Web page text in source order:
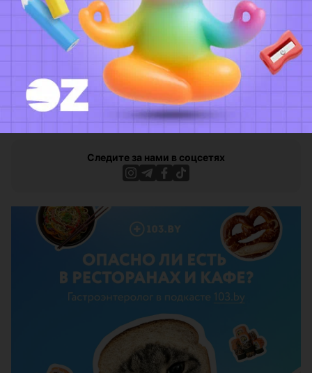
Ждут по графику: вс—чт с 12:00 до 23:00, пт—сб с
12:00 до 2:00.
Фото: Дмитрий Рыщук
Новости Relax.by в твоей ленте! Следите за нами в
FacebookиВКонтакте.
Следите за нами в соцсетях